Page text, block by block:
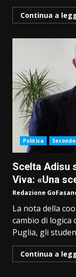
Continua a
Politica
Scelta Adisu
Viva: «Una
Redazione
La nota della
cambio di logica
Puglia, gli
Continua a